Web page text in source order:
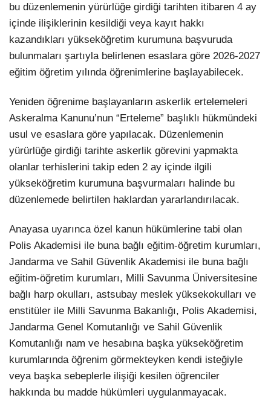
bu düzenlemenin yürürlüğe girdiği tarihten itibaren 4 ay
içinde ilişiklerinin kesildiği veya kayıt hakkı
kazandıkları yükseköğretim kurumuna başvuruda
bulunmaları şartıyla belirlenen esaslara göre 2026-2027
eğitim öğretim yılında öğrenimlerine başlayabilecek.
Yeniden öğrenime başlayanların askerlik ertelemeleri
Askeralma Kanunu’nun “Erteleme” başlıklı hükmündeki
usul ve esaslara göre yapılacak. Düzenlemenin
yürürlüğe girdiği tarihte askerlik görevini yapmakta
olanlar terhislerini takip eden 2 ay içinde ilgili
yükseköğretim kurumuna başvurmaları halinde bu
düzenlemede belirtilen haklardan yararlandırılacak.
Anayasa uyarınca özel kanun hükümlerine tabi olan
Polis Akademisi ile buna bağlı eğitim-öğretim kurumları,
Jandarma ve Sahil Güvenlik Akademisi ile buna bağlı
eğitim-öğretim kurumları, Milli Savunma Üniversitesine
bağlı harp okulları, astsubay meslek yüksekokulları ve
enstitüler ile Milli Savunma Bakanlığı, Polis Akademisi,
Jandarma Genel Komutanlığı ve Sahil Güvenlik
Komutanlığı nam ve hesabına başka yükseköğretim
kurumlarında öğrenim görmekteyken kendi isteğiyle
veya başka sebeplerle ilişiği kesilen öğrenciler
hakkında bu madde hükümleri uygulanmayacak.